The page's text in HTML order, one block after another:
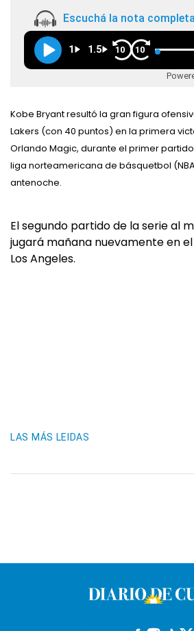
Escuchá la nota completa
1 1.5 10 10
Kobe Bryant resultó la gran figura
Lakers (con 40 puntos) en la primera
Orlando Magic, durante el primer
liga norteamericana de básquetbol
antenoche.
El segundo partido de la serie al
jugará mañana nuevamente en
Los Angeles.
LAS MÁS LEIDAS